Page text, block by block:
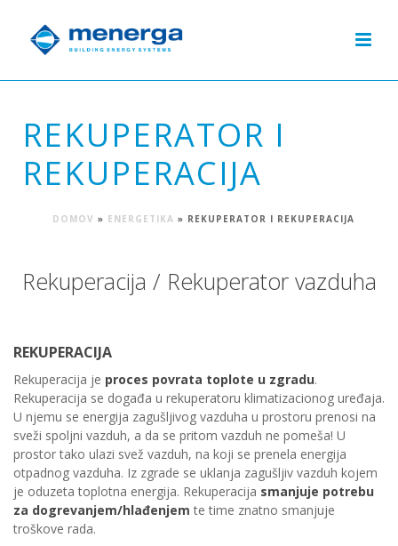
REKUPERATOR I
REKUPERACIJA
DOMOV » ENERGETIKA » REKUPERATOR I REKUPERACIJA
Rekuperacija / Rekuperator vazduha
REKUPERACIJA
Rekuperacija je proces povrata toplote u zgradu.
Rekuperacija se događa u rekuperatoru klimatizacionog uređaja.
U njemu se energija zagušljivog vazduha u prostoru prenosi na
sveži spoljni vazduh, a da se pritom vazduh ne pomeša! U
prostor tako ulazi svež vazduh, na koji se prenela energija
otpadnog vazduha. Iz zgrade se uklanja zagušljiv vazduh kojem
je oduzeta toplotna energija. Rekuperacija smanjuje potrebu
za dogrevanjem/hlađenjem te time znatno smanjuje
troškove rada.